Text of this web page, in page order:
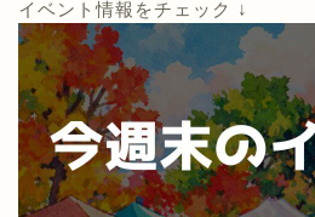
イベント情報をチェック ↓